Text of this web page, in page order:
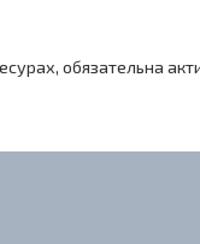
обязательна